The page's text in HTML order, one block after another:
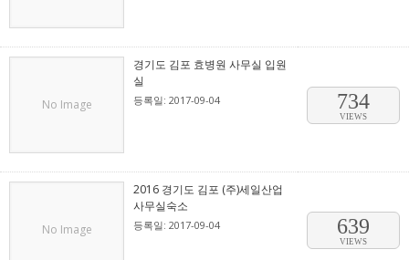
No Image
경기도 김포 효병원 사무실 입원
실
등록일: 2017-09-04 734
VIEWS
No Image
2016 경기도 김포 (주)세일산업
사무실숙소
등록일: 2017-09-04 639
VIEWS